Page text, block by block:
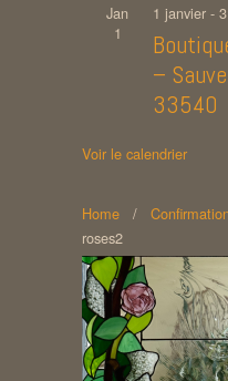
Jan
1
1 janvier -
–
33540
Voir le calendrier
Home /
roses2